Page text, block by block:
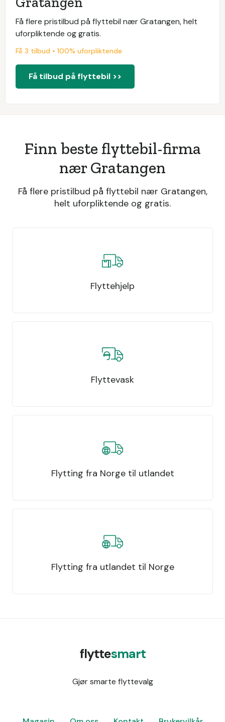
Få flere pristilbud på flyttebil nær Gratangen, helt
uforpliktende og gratis.
Få 3 tilbud • 100% uforpliktende
Få tilbud på flyttebil >>
Finn beste flyttebil-firma
nær Gratangen
Få flere pristilbud på flyttebil nær Gratangen,
helt uforpliktende og gratis.
Flyttehjelp
Flyttevask
Flytting fra Norge til utlandet
Flytting fra utlandet til Norge
flyttesmart
Gjør smarte flyttevalg